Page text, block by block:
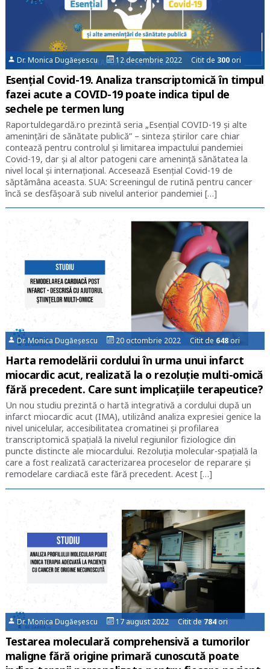
Dr. Monica Dugăeșescu 12 decembrie 2022 Citit de 300ori
Esențial Covid-19. Analiza transcriptomică în timpul
fazei acute a COVID-19 poate indica tipul de
sechele pe termen lung
Raportuldegardă.ro prezintă seria „Esențial COVID-19 și alte
amenințări de sănătate publică” – sinteza știrilor care chiar
contează pentru controlul și limitarea impactului pandemiei
Covid-19, dar și al altor patogeni care amenință sănătatea la
nivel local și internațional. Accesează Esențial Covid-19 de
săptămâna aceasta. SUA: Screeningul de rutină pentru cancer
încă se desfășoară sub nivelul anterior pandemiei […]
Dr. Monica Dugăeșescu 20 octombrie 2022 Citit de 648ori
Harta remodelării cordului în urma unui infarct
miocardic acut, realizată la o rezoluție multi-omică
fără precedent. Care sunt implicațiile terapeutice?
Un nou studiu prezintă o hartă integrativă a cordului după un
infarct miocardic acut (IMA), utilizând analiza expresiei genice la
nivel unicelular, accesibilitatea cromatinei şi profilarea
transcriptomică spaţială la nivelul regiunilor fiziologice din
puncte distincte ale miocardului. Rezoluţia molecular-spațială la
care a fost realizată caracterizarea proceselor de reparare şi
remodelare cardiacă este fără precedent. Acest […]
Dr. Monica Dugăeșescu 17 august 2022 Citit de784ori
Testarea moleculară comprehensivă a tumorilor
maligne fără origine primară cunoscută poate